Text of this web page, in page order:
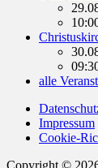
alle
Impressum
Cookie-
Copyright ©